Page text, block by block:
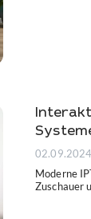
02.09.2024
Moderne
Zuschauer